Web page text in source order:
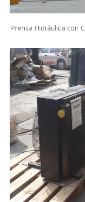
Prensa Hidráulica con